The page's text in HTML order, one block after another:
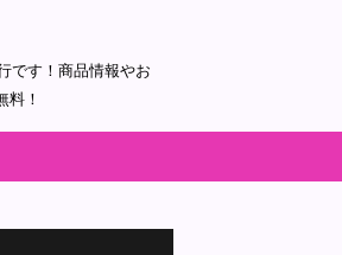
です！商品情報やお
料！